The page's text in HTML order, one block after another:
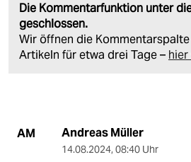
Die Kommentarfunktion unter
geschlossen.
Wir öffnen die
Artikeln für etwa drei Tage – hier
AM Andreas Müller
14.08.2024, 08:40 Uhr